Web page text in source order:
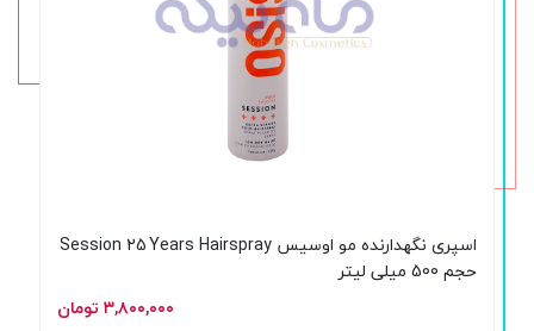
اسپری نگهدارنده مو اوسیس Session 25 Years Hairspray
حجم 500 میلی لیتر
۳,۸۰۰,۰۰۰ تومان